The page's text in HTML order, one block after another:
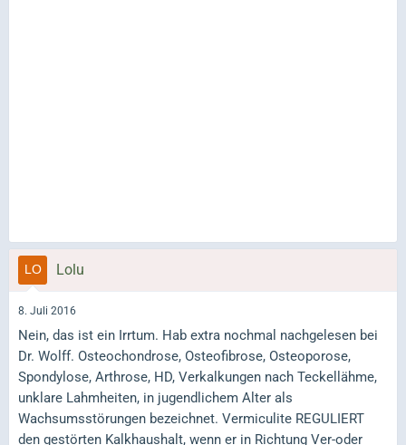
Lolu
8. Juli 2016
Nein, das ist ein Irrtum. Hab extra nochmal nachgelesen bei
Dr. Wolff. Osteochondrose, Osteofibrose, Osteoporose,
Spondylose, Arthrose, HD, Verkalkungen nach Teckellähme,
unklare Lahmheiten, in jugendlichem Alter als
Wachsumsstörungen bezeichnet. Vermiculite REGULIERT
den gestörten Kalkhaushalt, wenn er in Richtung Ver-oder